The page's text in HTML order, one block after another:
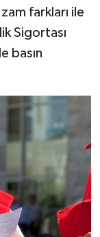
farkları ile
Sigortası
basın